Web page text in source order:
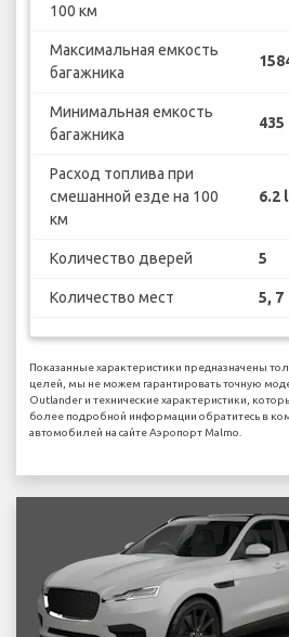
100 км
Максимальная емкость
багажника
Минимальная емкость
багажника
435
Расход топлива при
смешанной езде на 100
км
6.2 l
Количество дверей 5
Количество мест 5, 7
Показанные характеристики предназначены
целей, мы не можем гарантировать точную
Outlander и технические характеристики,
более подробной информации обратитесь в
автомобилей на сайте Аэропорт Malmo.